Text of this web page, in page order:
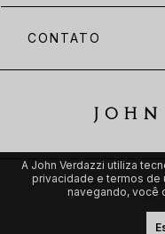
CONTATO
2025 John
A John Verdazzi utiliza
privacidade e termos de
navegando, você